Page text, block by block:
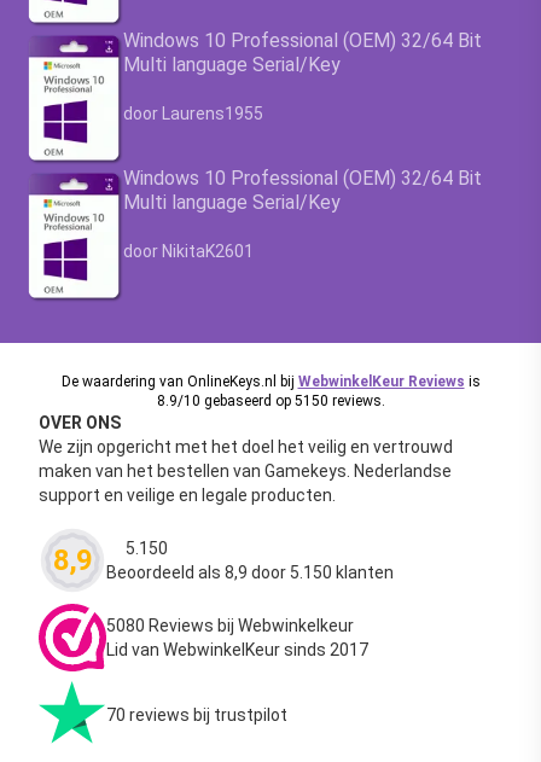
Windows 10 Professional (OEM) 32/64 Bit
Multi language Serial/Key
Waardering4.63uit 5
door Laurens1955
Windows 10 Professional (OEM) 32/64 Bit
Multi language Serial/Key
Waardering4.63
door NikitaK2601
De waardering van OnlineKeys.nl bij WebwinkelKeur Reviews is
8.9/10 gebaseerd op 5150 reviews.
OVER ONS
We zijn opgericht met het doel het veilig en vertrouwd
maken van het bestellen van Gamekeys. Nederlandse
support en veilige en legale producten.
8,9 Waardering
5.150
Beoordeeld als 8,9 door 5.150 klanten
5080 Reviews bij Webwinkelkeur
Lid van WebwinkelKeur sinds 2017
70 reviews bij trustpilot